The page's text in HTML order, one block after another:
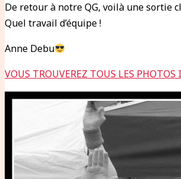
De retour à notre QG, voilà une sortie
Quel travail d’équipe !
Anne Debu
VOUS TROUVEREZ TOUS LES PHOTOS